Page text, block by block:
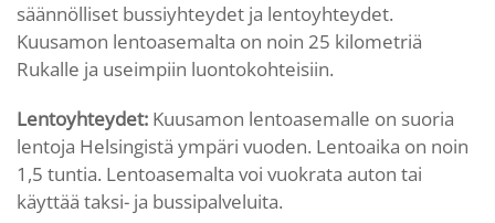
säännölliset bussiyhteydet ja lentoyhteydet.
Kuusamon lentoasemalta on noin 25 kilometriä
Rukalle ja useimpiin luontokohteisiin.
Lentoyhteydet: Kuusamon lentoasemalle on suoria
lentoja Helsingistä ympäri vuoden. Lentoaika on noin
1,5 tuntia. Lentoasemalta voi vuokrata auton tai
käyttää taksi- ja bussipalveluita.